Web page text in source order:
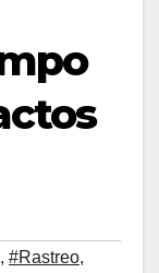
, #Rastreo,